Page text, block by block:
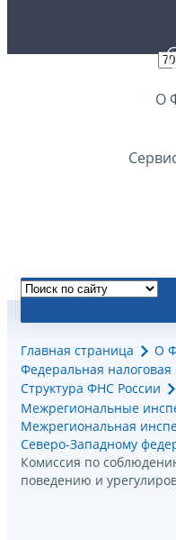
О
Главная страница
О
Федеральная налоговая
Структура ФНС России
Межрегиональные
Межрегиональная
Северо-Западному
Комиссия по
поведению и